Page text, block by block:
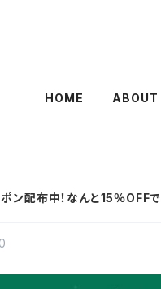
HOME ABOUT
ン配布中！なんと15％OFFで